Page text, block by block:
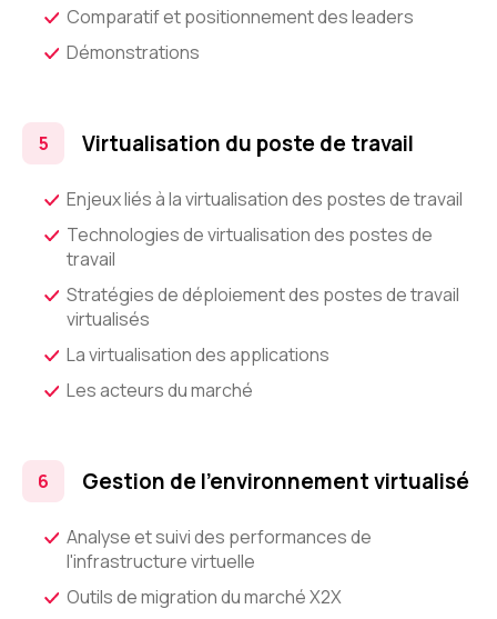
Comparatif et positionnement des leaders
Démonstrations
Virtualisation du poste de travail
Enjeux liés à la virtualisation des postes de travail
Technologies de virtualisation des postes de
travail
Stratégies de déploiement des postes de travail
virtualisés
La virtualisation des applications
Les acteurs du marché
Gestion de l'environnement virtualisé
Analyse et suivi des performances de
l'infrastructure virtuelle
Outils de migration du marché X2X